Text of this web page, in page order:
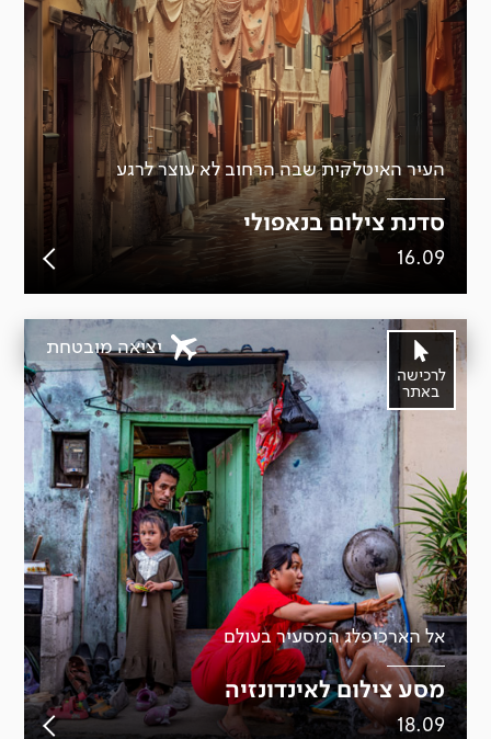
העיר האיטלקית שבה הרחוב לא עוצר לרגע
סדנת צילום בנאפולי
16.09
יציאה מובטחת
אל הארכיפלג המסעיר בעולם
מסע צילום לאינדונזיה
18.09
לרכישה
באתר